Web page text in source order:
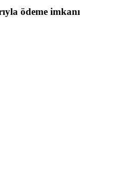
ödeme imkanı